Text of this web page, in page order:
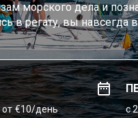
морского дела и
в регату, вы навсегда
от €10/день c